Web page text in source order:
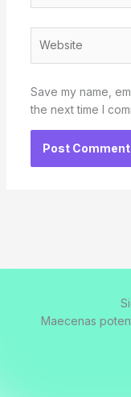
Save my name,
the next time I
Maecenas